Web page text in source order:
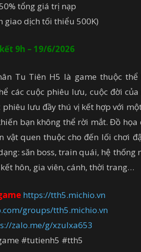
tổng giá trị nạp
giao dịch tối thiểu 500K)
9h – 19/6/2026
Tu Tiên H5 là game thuộc
các cuộc phiêu lưu, cuộc đời
phiêu lưu đầy thú vị kết hợp với
bạn không thể rời mắt. Đồ
vật quen thuộc cho đến lối chơi
săn boss, train quái, hệ
hôn, gia viên, cánh, thời trang…
https://tth5.michio.vn
groups/tth5.michio.vn
zalo.me/g/xzulxa653
#tutienh5 #tth5